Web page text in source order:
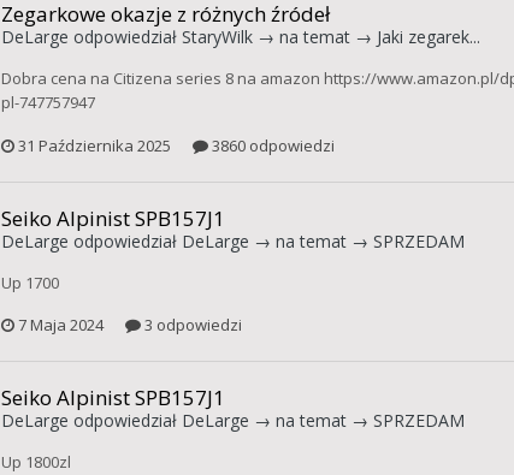
Zegarkowe okazje z różnych źródeł
DeLarge odpowiedział StaryWilk→ na temat → Jaki zegarek...
Dobra cena na Citizena series 8 na amazon https://www.amazon.pl/
pl-747757947
31 Października 2025
3860 odpowiedzi
Seiko Alpinist SPB157J1
DeLarge odpowiedział DeLarge → na temat → SPRZEDAM
Up 1700
7 Maja 2024
3 odpowiedzi
Seiko Alpinist SPB157J1
DeLarge odpowiedział DeLarge → na temat → SPRZEDAM
Up 1800zl